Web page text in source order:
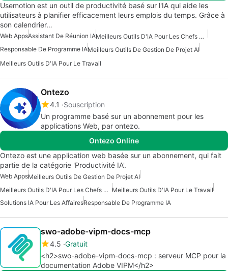
Usemotion est un outil de productivité basé sur l'IA qui aide les
utilisateurs à planifier efficacement leurs emplois du temps. Grâce à
son calendrier…
Web AppsAssistant De Réunion IA
Meilleurs Outils D'IA Pour Les Chefs De Produit
Responsable De Programme IAMeilleurs Outils De Gestion De Projet AI
Meilleurs Outils D'IA Pour Le Travail
Ontezo
4.1
Souscription
Un programme basé sur un abonnement pour les
applications Web, par ontezo.
Ontezo Online
Ontezo est une application web basée sur un abonnement, qui fait
partie de la catégorie 'Productivité IA'.
Web AppsMeilleurs Outils De Gestion De Projet AI
Meilleurs Outils D'IA Pour Les Chefs De Produit Meilleurs Outils D'IA Pour Le Travail
Solutions IA Pour Les AffairesResponsable De Programme IA
swo-adobe-vipm-docs-mcp
4.5 Gratuit
<h2>swo-adobe-vipm-docs-mcp : serveur MCP pour la
documentation Adobe VIPM</h2>